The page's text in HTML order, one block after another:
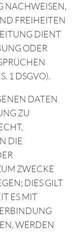
NACHWEISEN,
FREIHEITEN
DIENT
ODER
1 DSGVO).
DATEN
ZU
DIE
ZWECKE
DIES GILT
ES MIT
WERDEN